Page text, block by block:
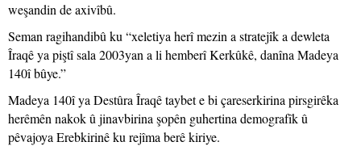
weşandin de axivîbû.
Seman ragihandibû ku “xeletiya herî mezin a stratejîk a dewleta
Îraqê ya piştî sala 2003yan a li hemberî Kerkûkê, danîna Madeya
140î bûye.”
Madeya 140î ya Destûra Îraqê taybet e bi çareserkirina pirsgirêka
herêmên nakok û jinavbirina şopên guhertina demografîk û
pêvajoya Erebkirinê ku rejîma berê kiriye.